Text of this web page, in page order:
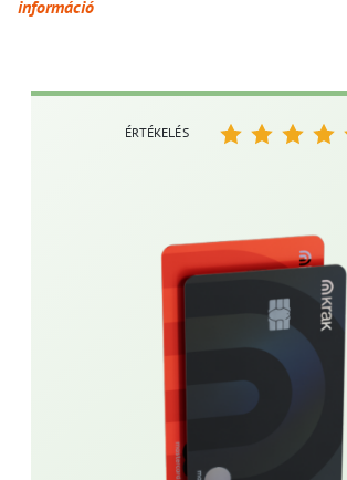
információ
ÉRTÉKELÉS